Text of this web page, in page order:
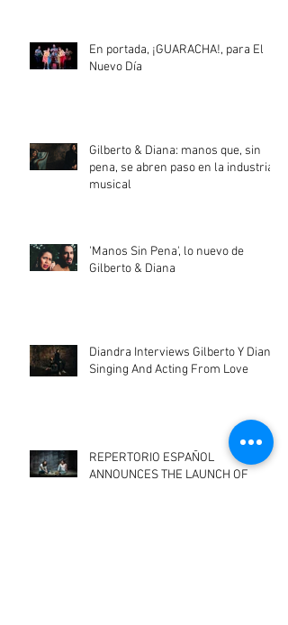
En portada, ¡GUARACHA!, para El
Nuevo Día
Gilberto & Diana: manos que, sin
pena, se abren paso en la industria
musical
'Manos Sin Pena', lo nuevo de
Gilberto & Diana
Diandra Interviews Gilberto Y Diana:
Singing And Acting From Love
REPERTORIO ESPAÑOL
ANNOUNCES THE LAUNCH OF